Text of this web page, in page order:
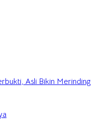
Asli Bikin Merinding